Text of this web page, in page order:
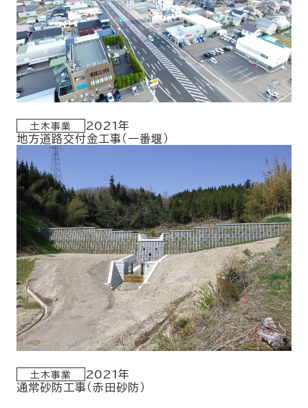
土木事業
2021年
地方道路交付金工事（一番堰）
土木事業
2021年
通常砂防工事（赤田砂防）